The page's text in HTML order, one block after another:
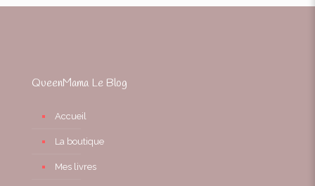
QueenMama Le Blog
Accueil
La boutique
Mes livres